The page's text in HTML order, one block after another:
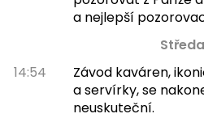
a nejlepší
Středa
14:54
Závod kaváren,
a servírky, se
neuskuteční.